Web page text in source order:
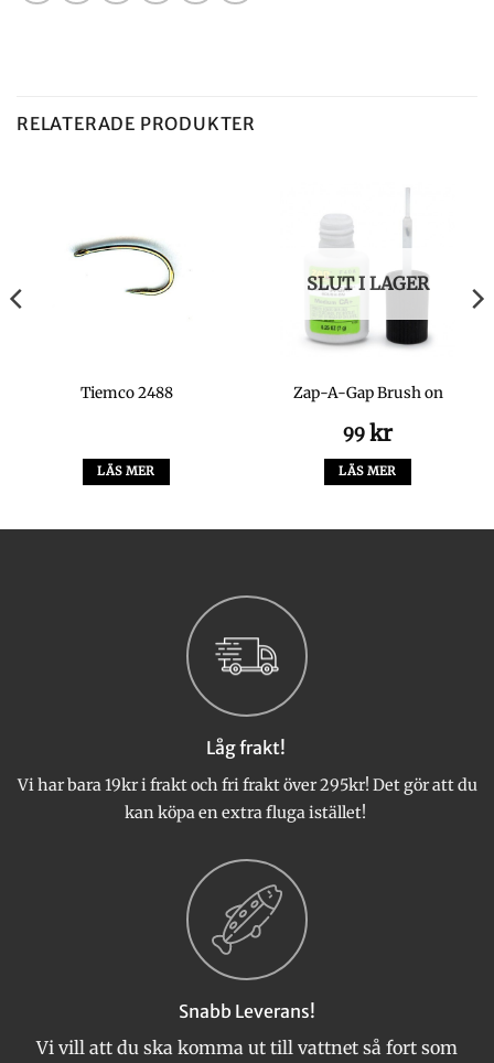
RELATERADE PRODUKTER
Tiemco 2488
LÄS MER
SLUT I LAGER
Zap-A-Gap Brush on
99 kr
LÄS MER
Låg frakt!
Vi har bara 19kr i frakt och fri frakt över 295kr! Det gör att du
kan köpa en extra fluga istället!
Snabb Leverans!
Vi vill att du ska komma ut till vattnet så fort som